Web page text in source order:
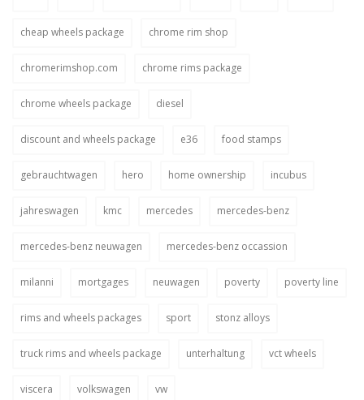
cheap wheels package chrome rim shop
chromerimshop.com chrome rims package
chrome wheels package diesel
discount and wheels package e36 food stamps
gebrauchtwagen hero home ownership incubus
jahreswagen kmc mercedes mercedes-benz
mercedes-benz neuwagen mercedes-benz occassion
milanni mortgages neuwagen poverty poverty line
rims and wheels packages sport stonz alloys
truck rims and wheels package unterhaltung vct wheels
viscera volkswagen vw